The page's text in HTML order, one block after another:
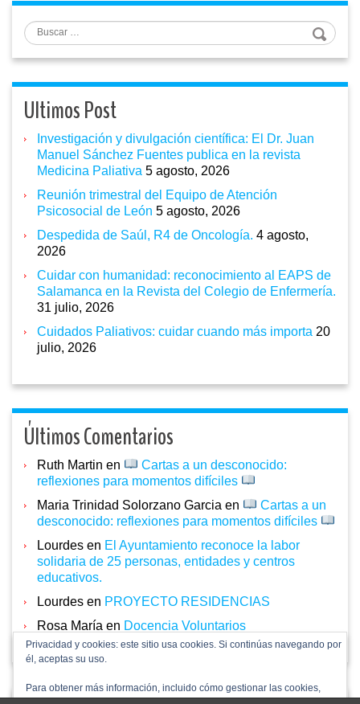
Buscar
Ultimos Post
Investigación y divulgación científica: El Dr. Juan
Manuel Sánchez Fuentes publica en la revista
Medicina Paliativa 5 agosto, 2026
Reunión trimestral del Equipo de Atención
Psicosocial de León 5 agosto, 2026
Despedida de Saúl, R4 de Oncología. 4 agosto,
2026
Cuidar con humanidad: reconocimiento al EAPS de
Salamanca en la Revista del Colegio de Enfermería.
31 julio, 2026
Cuidados Paliativos: cuidar cuando más importa 20
julio, 2026
Últimos Comentarios
Ruth Martin en
Cartas a un desconocido:
reflexiones para momentos difíciles
Maria Trinidad Solorzano Garcia en
Cartas a un
desconocido: reflexiones para momentos difíciles
Lourdes en El Ayuntamiento reconoce la labor
solidaria de 25 personas, entidades y centros
educativos.
Lourdes en PROYECTO RESIDENCIAS
Rosa María en Docencia Voluntarios
Privacidad y cookies: este sitio usa cookies. Si continúas navegando por
él, aceptas su uso.
Para obtener más información, incluido cómo gestionar las cookies,